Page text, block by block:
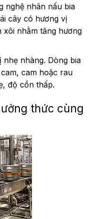
nghệ nhân nấu bia
cây có hương vị
xôi nhằm tăng hương
nhẹ nhàng. Dòng bia
cam hoặc rau
độ cồn thấp.
thức cùng